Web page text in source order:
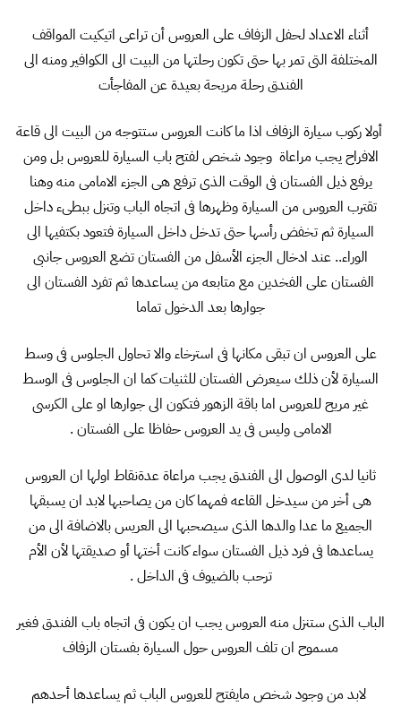
أثناء الاعداد لحفل الزفاف على العروس أن تراعى اتيكيت المواقف
المختلفة التى تمر بها حتى تكون رحلتها من البيت الى الكوافير ومنه الى
الفندق رحلة مريحة بعيدة عن المفاجأت
أولا ركوب سيارة الزفاف اذا ما كانت العروس ستتوجه من البيت الى قاعة
الافراح يجب مراعاة وجود شخص لفتح باب السيارة للعروس بل ومن
يرفع ذيل الفستان فى الوقت الذى ترفع هى الجزء الامامى منه وهنا
تقترب العروس من السيارة وظهرها فى اتجاه الباب وتنزل ببطىء داخل
السيارة ثم تخفض رأسها حتى تدخل داخل السيارة فتعود بكتفيها الى
الوراء.. عند ادخال الجزء الأسفل من الفستان تضع العروس جانبى
الفستان على الفخدين مع متابعه من يساعدها ثم تفرد الفستان الى
جوارها بعد الدخول تماما
على العروس ان تبقى مكانها فى استرخاء والا تحاول الجلوس فى وسط
السيارة لأن ذلك سيعرض الفستان للثنيات كما ان الجلوس فى الوسط
غير مريح للعروس اما باقة الزهور فتكون الى جوارها او على الكرسى
الامامى وليس فى يد العروس حفاظا على الفستان .
ثانيا لدى الوصول الى الفندق يجب مراعاة عدةنقاط اولها ان العروس
هى أخر من سيدخل القاعه فمهما كان من يصاحبها لابد ان يسبقها
الجميع ما عدا والدها الذى سيصحبها الى العريس بالاضافة الى من
يساعدها فى فرد ذيل الفستان سواء كانت أختها أو صديقتها لأن الأم
ترحب بالضيوف فى الداخل .
الباب الذى ستنزل منه العروس يجب ان يكون فى اتجاه باب الفندق فغير
مسموح ان تلف العروس حول السيارة بفستان الزفاف
لابد من وجود شخص مايفتح للعروس الباب ثم يساعدها أحدهم